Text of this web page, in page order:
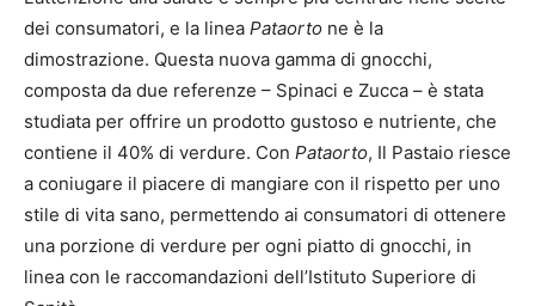
dei consumatori, e la linea Pataorto ne è la
dimostrazione. Questa nuova gamma di gnocchi,
composta da due referenze – Spinaci e Zucca – è stata
studiata per offrire un prodotto gustoso e nutriente, che
contiene il 40% di verdure. Con Pataorto, Il Pastaio riesce
a coniugare il piacere di mangiare con il rispetto per uno
stile di vita sano, permettendo ai consumatori di ottenere
una porzione di verdure per ogni piatto di gnocchi, in
linea con le raccomandazioni dell’Istituto Superiore di